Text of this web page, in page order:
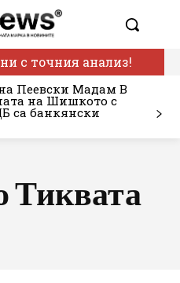
с точния анализ!
Пеевски Мадам В
на Шишкото с
са банкянски
Тиквата